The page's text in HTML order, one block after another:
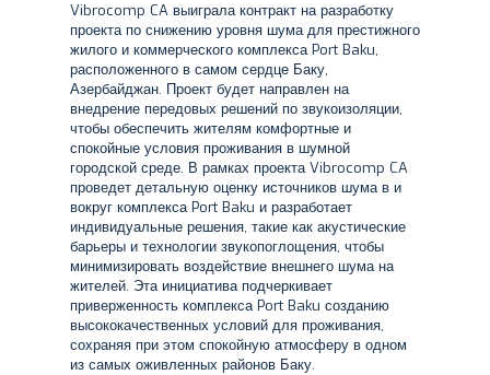
Vibrocomp CA выиграла контракт на разработку
проекта по снижению уровня шума для престижного
жилого и коммерческого комплекса Port Baku,
расположенного в самом сердце Баку,
Азербайджан. Проект будет направлен на
внедрение передовых решений по звукоизоляции,
чтобы обеспечить жителям комфортные и
спокойные условия проживания в шумной
городской среде. В рамках проекта Vibrocomp CA
проведет детальную оценку источников шума в и
вокруг комплекса Port Baku и разработает
индивидуальные решения, такие как акустические
барьеры и технологии звукопоглощения, чтобы
минимизировать воздействие внешнего шума на
жителей. Эта инициатива подчеркивает
приверженность комплекса Port Baku созданию
высококачественных условий для проживания,
сохраняя при этом спокойную атмосферу в одном
из самых оживленных районов Баку.